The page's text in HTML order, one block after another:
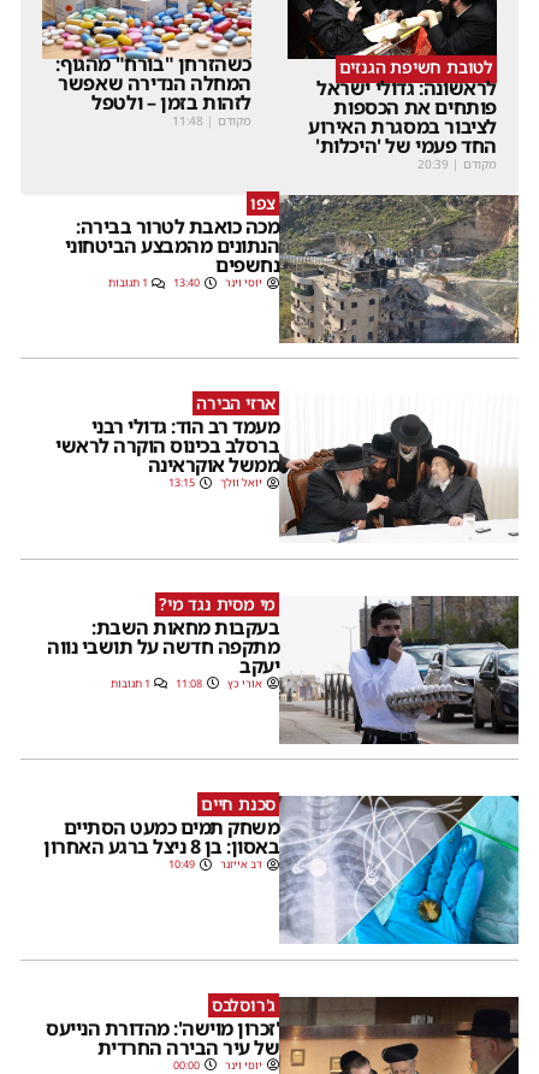
לטובת חשיפת הגנזים
לראשונה: גדולי ישראל
פותחים את הכספות
לציבור במסגרת האירוע
החד פעמי של 'היכלות'
מקודם |
20:39
כשהזרחן "בורח" מהגוף:
המחלה הנדירה שאפשר
לזהות בזמן – ולטפל
מקודם |
11:48
צפו
מכה כואבת לטרור בבירה:
הנתונים מהמבצע הביטחוני
נחשפים
יוסי וינר 13:40 1 תגובות
ארזי הבירה
מעמד רב הוד: גדולי רבני
ברסלב בכינוס הוקרה לראשי
ממשל אוקראינה
יואל וולך 13:15
מי מסית נגד מי?
בעקבות מחאות השבת:
מתקפה חדשה על תושבי נווה
יעקב
אורי כץ 11:08 1 תגובות
סכנת חיים
משחק תמים כמעט הסתיים
באסון: בן 8 ניצל ברגע האחרון
דב אייזנר 10:49
ג'רוסלבס
'זכרון מוישה': מהדורת הנייעס
של עיר הבירה החרדית
יוסי וינר 00:00